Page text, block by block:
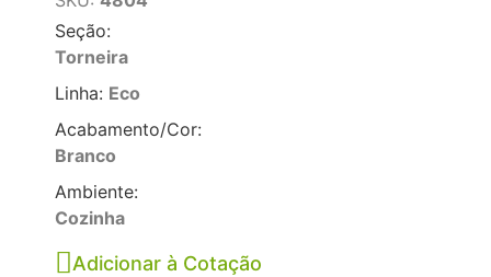
Seção:
Torneira
Linha: Eco
Acabamento/Cor:
Branco
Ambiente:
Cozinha
Adicionar à Cotação